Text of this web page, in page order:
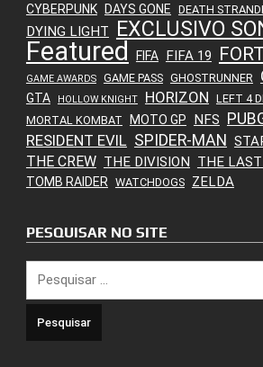
CYBERPUNK DAYS GONE DEATH
DYING LIGHT EXCLUSIVO
Featured FIFA FIFA 19
GAME AWARDS GAME PASS GHOSTRUNNER
GTA HOLLOW KNIGHT HORIZON LEFT 4
MORTAL KOMBAT MOTO GP NFS
RESIDENT EVIL SPIDER-MAN
THE CREW THE DIVISION THE LAST
TOMB RAIDER WATCHDOGS ZELDA
PESQUISAR NO SITE
por: